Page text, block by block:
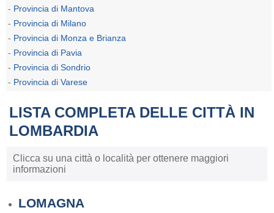
- Provincia di Mantova
- Provincia di Milano
- Provincia di Monza e Brianza
- Provincia di Pavia
- Provincia di Sondrio
- Provincia di Varese
LISTA COMPLETA DELLE CITTÀ IN
LOMBARDIA
Clicca su una città o località per ottenere maggiori
informazioni
LOMAGNA